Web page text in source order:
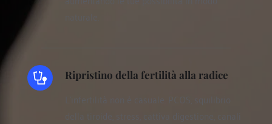
Ripristino della fertilità alla radice